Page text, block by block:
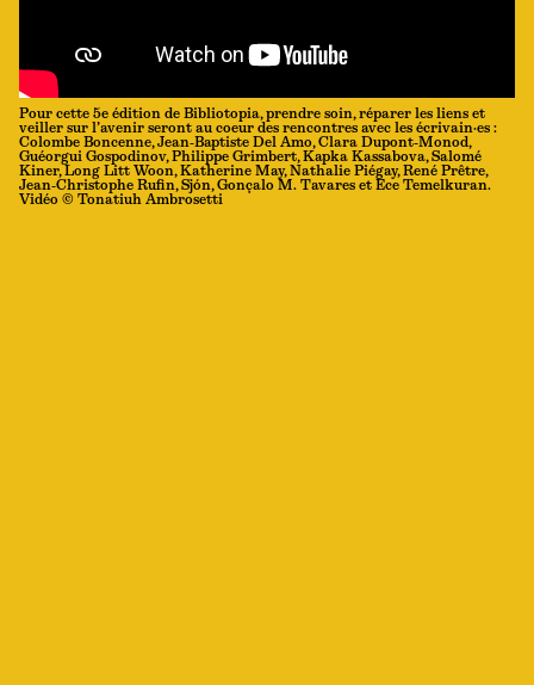
Pour cette 5e édition de Bibliotopia, prendre soin, réparer les liens et
veiller sur l’avenir seront au coeur des rencontres avec les écrivain·es :
Colombe Boncenne, Jean-Baptiste Del Amo, Clara Dupont-Monod,
Guéorgui Gospodinov, Philippe Grimbert, Kapka Kassabova, Salomé
Kiner, Long Litt Woon, Katherine May, Nathalie Piégay, René Prêtre,
Jean-Christophe Rufin, Sjón, Gonçalo M. Tavares et Ece Temelkuran.
Vidéo © Tonatiuh Ambrosetti